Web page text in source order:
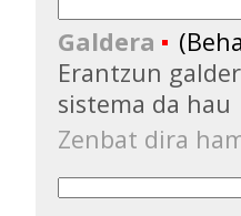
Galdera
Erantzun
sistema da hau
Zenbat dira